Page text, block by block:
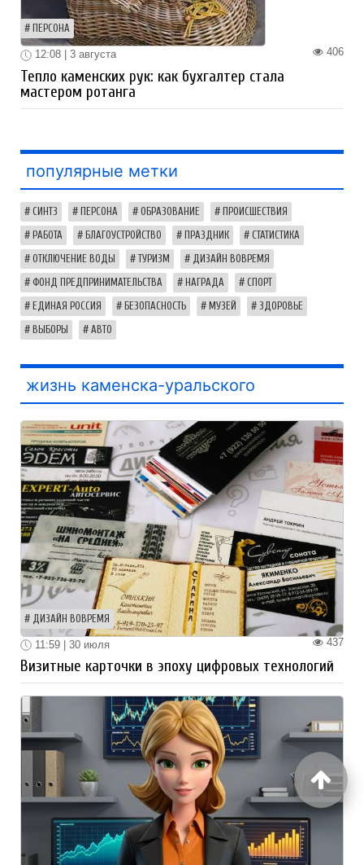
ПЕРСОНА
406
12:08 | 3 августа
Тепло каменских рук: как бухгалтер стала
мастером ротанга
популярные метки
СИНТЗ ПЕРСОНА ОБРАЗОВАНИЕ ПРОИСШЕСТВИЯ
РАБОТА БЛАГОУСТРОЙСТВО ПРАЗДНИК СТАТИСТИКА
ОТКЛЮЧЕНИЕ ВОДЫ ТУРИЗМ ДИЗАЙН ВОВРЕМЯ
ФОНД ПРЕДПРИНИМАТЕЛЬСТВА НАГРАДА СПОРТ
ЕДИНАЯ РОССИЯ БЕЗОПАСНОСТЬ МУЗЕЙ ЗДОРОВЬЕ
ВЫБОРЫ АВТО
жизнь каменска-уральского
ДИЗАЙН ВОВРЕМЯ
437
11:59 | 30 июля
Визитные карточки в эпоху цифровых технологий